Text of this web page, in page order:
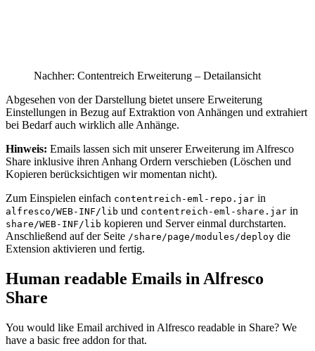
Nachher: Contentreich Erweiterung – Detailansicht
Abgesehen von der Darstellung bietet unsere Erweiterung
Einstellungen in Bezug auf Extraktion von Anhängen und extrahiert
bei Bedarf auch wirklich alle Anhänge.
Hinweis: Emails lassen sich mit unserer Erweiterung im Alfresco
Share inklusive ihren Anhang Ordern verschieben (Löschen und
Kopieren berücksichtigen wir momentan nicht).
Zum Einspielen einfach contentreich-eml-repo.jar in
alfresco/WEB-INF/lib und contentreich-eml-share.jar in
share/WEB-INF/lib kopieren und Server einmal durchstarten.
Anschließend auf der Seite /share/page/modules/deploy die
Extension aktivieren und fertig.
Human readable Emails in Alfresco
Share
You would like Email archived in Alfresco readable in Share? We
have a basic free addon for that.